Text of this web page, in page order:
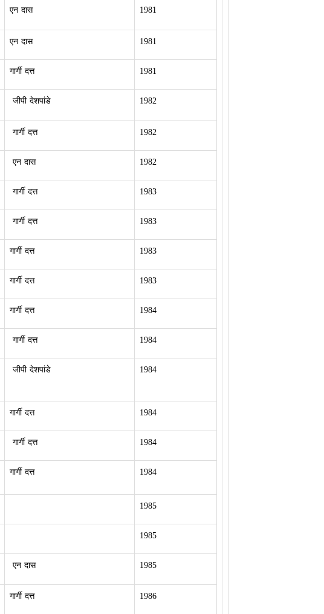
एन दास 1981
एन दास 1981
गार्गी दत्त 1981
जीपी देशपांडे 1982
गार्गी दत्त 1982
एन दास 1982
गार्गी दत्त 1983
गार्गी दत्त 1983
गार्गी दत्त 1983
गार्गी दत्त 1983
गार्गी दत्त 1984
गार्गी दत्त 1984
जीपी देशपांडे 1984
गार्गी दत्त 1984
गार्गी दत्त 1984
गार्गी दत्त 1984
1985
1985
एन दास 1985
गार्गी दत्त 1986